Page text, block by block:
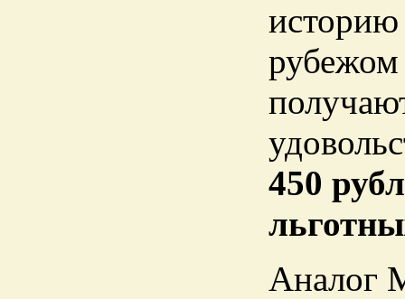
историю
рубежом
450
Аналог